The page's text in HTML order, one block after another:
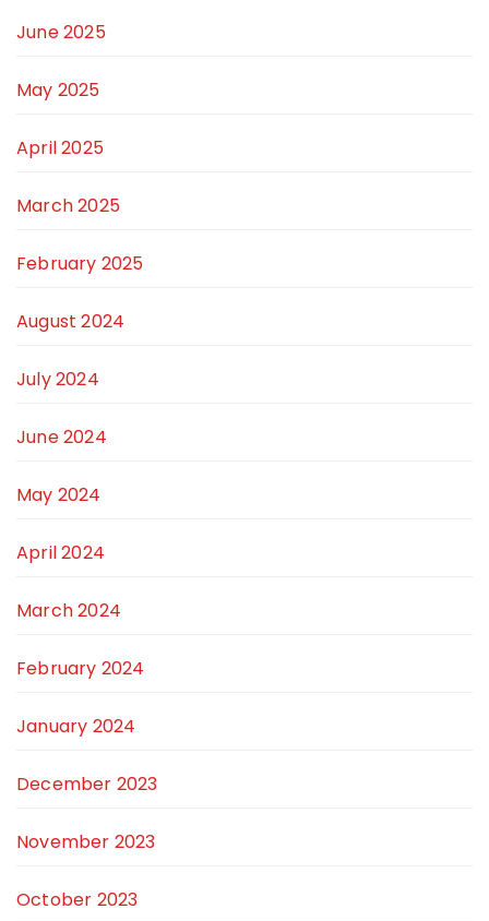
June 2025
May 2025
April 2025
March 2025
February 2025
August 2024
July 2024
June 2024
May 2024
April 2024
March 2024
February 2024
January 2024
December 2023
November 2023
October 2023